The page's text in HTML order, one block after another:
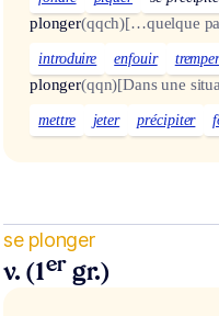
plonger(qqch)[…quelque
introduire enfouir
plonger(qqn)[Dans une
mettre jeter précipiter
se plonger
v. (1er gr.)